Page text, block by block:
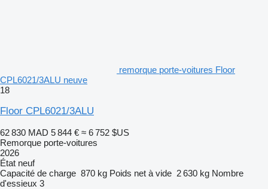
remorque porte-voitures Floor
CPL6021/3ALU neuve
18
Floor CPL6021/3ALU
62 830 MAD 5 844 € ≈ 6 752 $US
Remorque porte-voitures
2026
État neuf
Capacité de charge 870 kg Poids net à vide 2 630 kg Nombre
d'essieux 3